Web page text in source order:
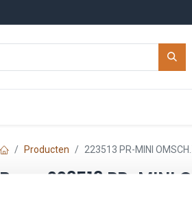
Producten 223513 PR-MINI
Baco 223513 PR-MINI